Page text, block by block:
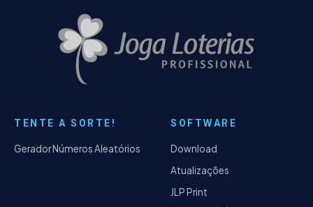
TENTE A SORTE!
Gerador Números Aleatórios
SOFTWARE
Download
Atualizações
JLP Print